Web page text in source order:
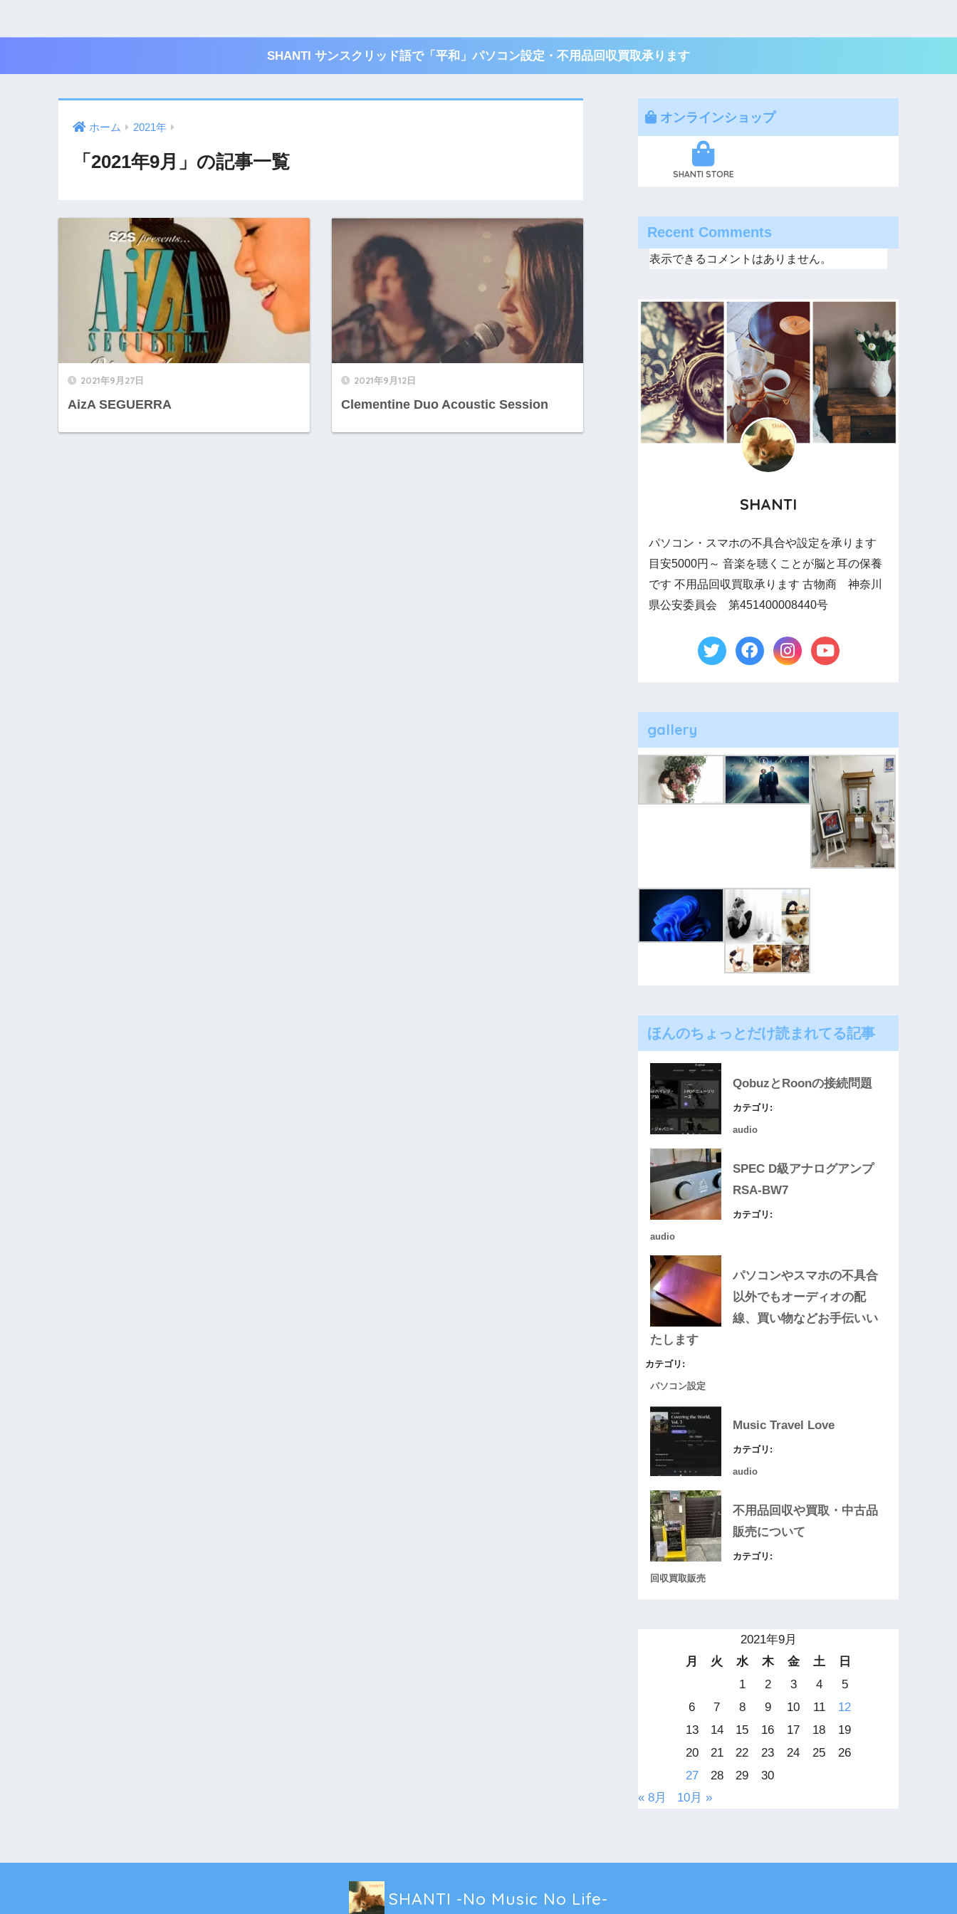
SHANTI サンスクリッド語で「平和」パソコン設定・不用品回収買取承ります
ホーム 2021年
「2021年9月」の記事一覧
2021年9月27日
AizA SEGUERRA
2021年9月12日
Clementine Duo Acoustic Session
オンラインショップ
SHANTI STORE
Recent Comments
表示できるコメントはありません。
SHANTI
パソコン・スマホの不具合や設定を承ります
目安5000円～ 音楽を聴くことが脳と耳の保養
です 不用品回収買取承ります 古物商 神奈川
県公安委員会 第451400008440号
gallery
ほんのちょっとだけ読まれてる記事
QobuzとRoonの接続問題
カテゴリ:
audio
SPEC D級アナログアンプ
RSA-BW7
カテゴリ:
audio
パソコンやスマホの不具合
以外でもオーディオの配
線、買い物などお手伝いい
たします
カテゴリ:
パソコン設定
Music Travel Love
カテゴリ:
audio
不用品回収や買取・中古品
販売について
カテゴリ:
回収買取販売
2021年9月
月
火 水 木 金 土
日
1
2 3 4
5
6
7 8 9 10 11
12
13
14 15 16 17 18
19
20
21 22 23 24 25
26
27
28 29
30
« 8月
10月 »
SHANTI -No Music No Life-